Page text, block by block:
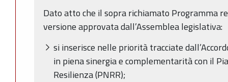
Dato atto che il sopra richiamato Programma
versione approvata dall’Assemblea legislativa:
si inserisce nelle priorità tracciate
in piena sinergia e complementarità con il
Resilienza (PNRR);